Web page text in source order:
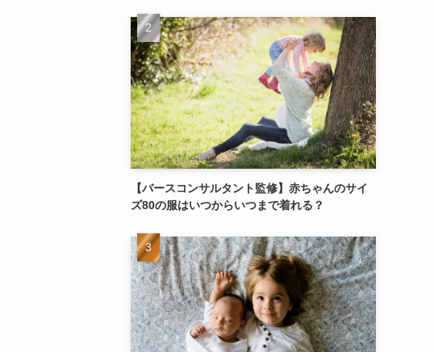
【バースコンサルタント監修】赤ちゃんのサイ
ズ80の服はいつからいつまで着れる？